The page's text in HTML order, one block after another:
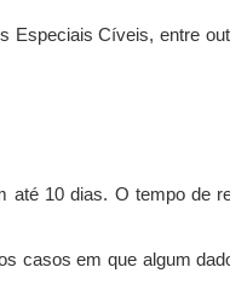
Especiais Cíveis, entre
até 10 dias. O tempo de
casos em que algum